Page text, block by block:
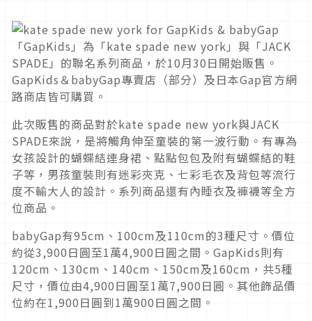
「GapKids」為「kate spade new york」與「JACK
SPADE」的聯名系列商品，於10月30日開始販售。
GapKids＆babyGap專賣店（部分）及日本Gap官方網
路商店皆可購買。
此次販售的商品對於kate spade new york與JACK
SPADE來說，是將觸角伸至童裝的第一波行動。有專為
女孩設計的蝴蝶結連身裙、點點包包及附有蝴蝶結的鞋
子等，男孩童裝則有迷彩夾克、七彩毛衣及背包等流行
度不輸大人的設計。系列商品還有內睡衣及褲襪等全方
位商品。
babyGap有95cm、100cm及110cm的3種尺寸。價位
約從3,900日圓至1萬4,900日圓之間。GapKids則有
120cm、130cm、140cm、150cm及160cm，共5種
尺寸，價位由4,900日圓至1萬7,900日圓。其他飾品價
位約在1,900日圓到1萬900日圓之間。